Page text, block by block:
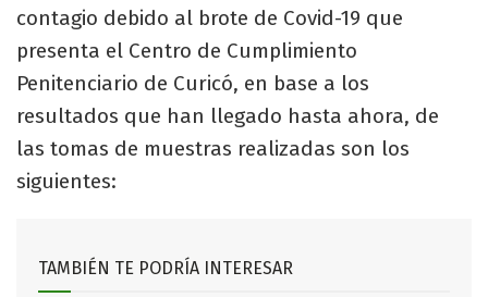
contagio debido al brote de Covid-19 que
presenta el Centro de Cumplimiento
Penitenciario de Curicó, en base a los
resultados que han llegado hasta ahora, de
las tomas de muestras realizadas son los
siguientes:
TAMBIÉN TE PODRÍA INTERESAR